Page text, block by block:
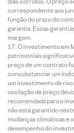
correspondente aos
função do prazo do
garantia. Essas
margem.
O investimento em
patrimoniais
preço de um contrato
consubstanciar um
um investimento de
oscilação de preço
recomendada para o
não está garantido
mudanças climáticas e
desempenho do